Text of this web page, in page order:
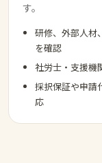
す。
研修、外部人材
を確認
社労士・支援機
採択保証や申請
応